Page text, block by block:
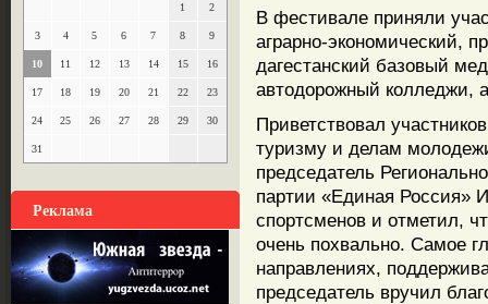
1 2
3 4 5 6 7 8 9
10 11 12 13 14 15 16
17 18 19 20 21 22 23
24 25 26 27 28 29 30
31
Реклама
В фестивале приняли
аграрно-экономический,
дагестанский базовый
автодорожный колледжи,
Приветствовал
туризму и делам
председатель
партии «Единая Россия»
спортсменов и отметил,
очень похвально. Самое
направлениях,
председатель вручил